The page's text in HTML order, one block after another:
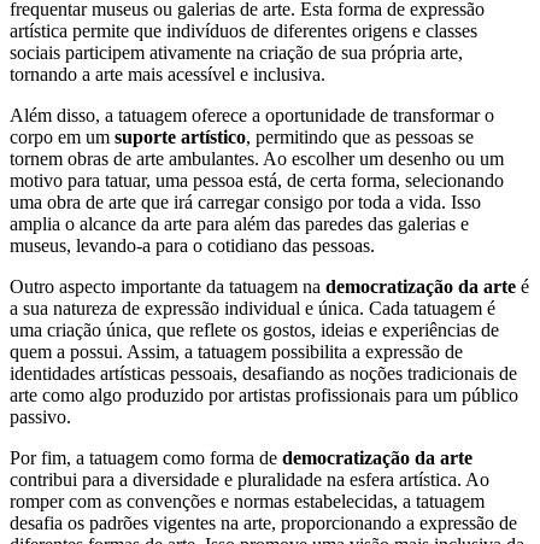
frequentar museus ou galerias de arte. Esta forma de expressão
artística permite que indivíduos de diferentes origens e classes
sociais participem ativamente na criação de sua própria arte,
tornando a arte mais acessível e inclusiva.
Além disso, a tatuagem oferece a oportunidade de transformar o
corpo em um suporte artístico, permitindo que as pessoas se
tornem obras de arte ambulantes. Ao escolher um desenho ou um
motivo para tatuar, uma pessoa está, de certa forma, selecionando
uma obra de arte que irá carregar consigo por toda a vida. Isso
amplia o alcance da arte para além das paredes das galerias e
museus, levando-a para o cotidiano das pessoas.
Outro aspecto importante da tatuagem na democratização da arte é
a sua natureza de expressão individual e única. Cada tatuagem é
uma criação única, que reflete os gostos, ideias e experiências de
quem a possui. Assim, a tatuagem possibilita a expressão de
identidades artísticas pessoais, desafiando as noções tradicionais de
arte como algo produzido por artistas profissionais para um público
passivo.
Por fim, a tatuagem como forma de democratização da arte
contribui para a diversidade e pluralidade na esfera artística. Ao
romper com as convenções e normas estabelecidas, a tatuagem
desafia os padrões vigentes na arte, proporcionando a expressão de